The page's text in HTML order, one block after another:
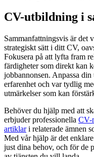
CV-utbildning i
Sammanfattningsvis är det
strategiskt sätt i ditt CV,
Fokusera på att lyfta fram
färdigheter som direkt kan
jobbannonsen. Anpassa
erfarenhet och var tydlig
utmärkelser som kan
Behöver du hjälp med att
erbjuder professionella CV-
artiklari relaterade ämnen
Med vår hjälp är det
just dina behov, och för de